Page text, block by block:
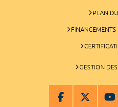
PLAN
FINANCEMENTS
GESTION